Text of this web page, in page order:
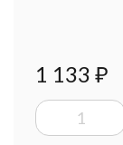
1 133 ₽